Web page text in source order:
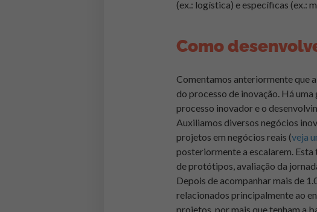
(ex.: logística) e específicas (ex.:
Como
Comentamos anteriormente que
do processo de inovação. Há
processo inovador e o
Auxiliamos diversos negócios
projetos em negócios reais (veja
posteriormente a escalarem.
de protótipos, avaliação da
Depois de acompanhar mais de
relacionados principalmente ao
projetos, por mais que tenham a